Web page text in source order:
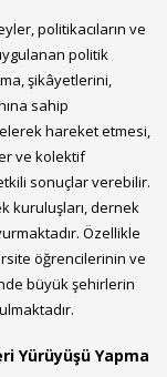
politikacıların ve
politik
şikâyetlerini,
sahip
hareket etmesi,
ve kolektif
sonuçlar verebilir.
kuruluşları, dernek
Özellikle
öğrencilerinin ve
büyük şehirlerin
Yürüyüşü Yapma